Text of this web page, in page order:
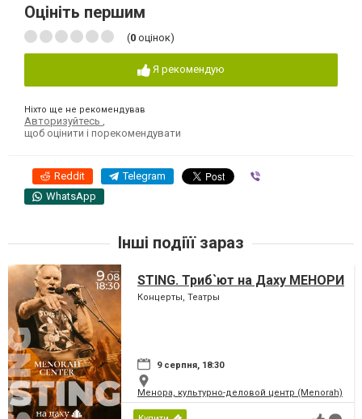
Оцініть першим
(0 оцінок)
Я рекомендую
Ніхто ще не рекомендував
Авторизуйтесь
щоб оцінити і порекомендувати
Reddit Telegram
WhatsApp
Інші подіїї зараз
STING. Триб`ют на Даху МЕНОРИ
Концерты, Театры
9 серпня, 18:30
Менора, культурно-деловой центр (Menorah)